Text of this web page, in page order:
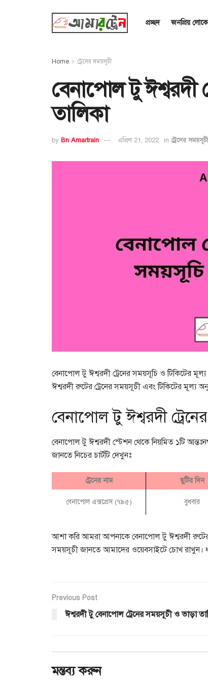
প্রচ্ছদ জনপ্রিয়
Home ট্রেনের সময়সূচী
বেনাপোল টু ঈশ্বরদী
তালিকা
by Bn Amartrain এপ্রিল 21, 2022 in ট্রেনের সময়সূচী
বেনাপোল টু ঈশ্বরদী ট্রেনের সময়সূচি ও টিকিটের
ঈশ্বরদী রুটের ট্রেনের সময়সূচী এবং টিকিটের মূল্য
বেনাপোল টু ঈশ্বরদী
বেনাপোল টু ঈশ্বরদী স্টেশন থেকে নিয়মিত ১টি
জানতে নিচের চার্টটি দেখুনঃ
ট্রেনের নাম ছুটির দিন
বেনাপোল এক্সপ্রেস (৭৯৫) বুধবার
আশা করি আমরা আপনাকে বেনাপোল টু ঈশ্বরদী রুটের
সময়সূচী জানতে আমাদের ওয়েবসাইটে চোখ রাখুন।
Previous Post
ঈশ্বরদী টু বেনাপোল ট্রেনের সময়সূচী ও ভাড়া
মন্তব্য করুন